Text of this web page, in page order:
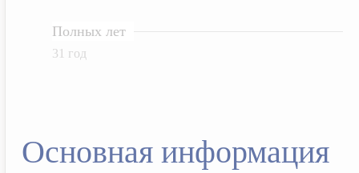
Полных лет
31 год
Основная информация